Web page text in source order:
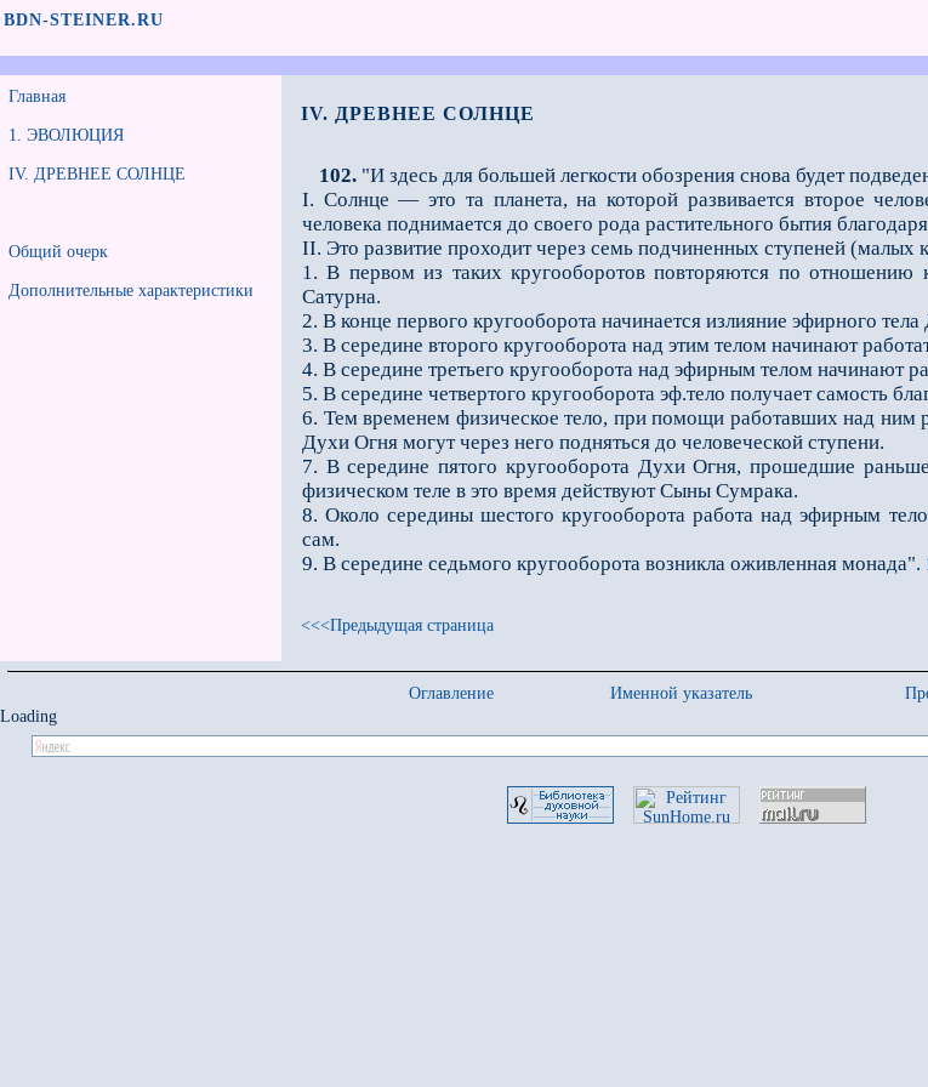
BDN-STEINER.RU
Главная
1. ЭВОЛЮЦИЯ
IV. ДРЕВНЕЕ СОЛНЦЕ
Общий очерк
Дополнительные характеристики
IV. ДРЕВНЕЕ СОЛНЦЕ
102. "И здесь для большей легкости обозрения снова будет
I. Солнце — это та планета, на которой развивается второе
человека поднимается до своего рода растительного бытия
II. Это развитие проходит через семь подчиненных ступеней (малых
1. В первом из таких кругооборотов повторяются по отношению
Сатурна.
2. В конце первого кругооборота начинается излияние эфирного
3. В середине второго кругооборота над этим телом начинают
4. В середине третьего кругооборота над эфирным телом начинают
5. В середине четвертого кругооборота эф.тело получает самость
6. Тем временем физическое тело, при помощи работавших над ним
Духи Огня могут через него подняться до человеческой ступени.
7. В середине пятого кругооборота Духи Огня, прошедшие
физическом теле в это время действуют Сыны Сумрака.
8. Около середины шестого кругооборота работа над эфирным
сам.
9. В середине седьмого кругооборота возникла оживленная монада".
<<<Предыдущая страница
Оглавление Именной указатель
Loading